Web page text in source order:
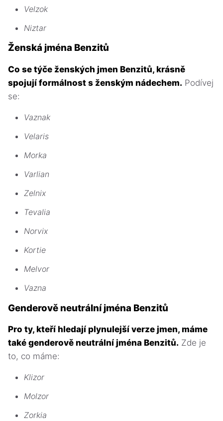
Velzok
Niztar
Ženská jména Benzitů
Co se týče ženských jmen Benzitů, krásně
spojují formálnost s ženským nádechem. Podívej
se:
Vaznak
Velaris
Morka
Varlian
Zelnix
Tevalia
Norvix
Kortie
Melvor
Vazna
Genderově neutrální jména Benzitů
Pro ty, kteří hledají plynulejší verze jmen, máme
také genderově neutrální jména Benzitů. Zde je
to, co máme:
Klizor
Molzor
Zorkia